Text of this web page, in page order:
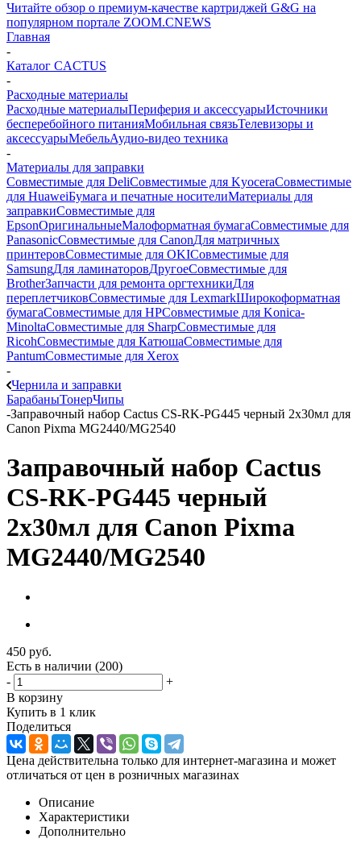
Читайте обзор о премиум-качестве картриджей G&G на
популярном портале ZOOM.CNEWS
Главная
-
Каталог CACTUS
-
Расходные материалы
Расходные материалыПериферия и аксессуарыИсточники
бесперебойного питанияМобильная связьТелевизоры и
аксессуарыМебельАудио-видео техника
-
Материалы для заправки
Совместимые для DeliСовместимые для KyoceraСовместимые
для HuaweiБумага и печатные носителиМатериалы для
заправкиСовместимые для
EpsonОригинальныеМалоформатная бумагаСовместимые для
PanasonicСовместимые для CanonДля матричных
принтеровСовместимые для OKIСовместимые для
SamsungДля ламинаторовДругоеСовместимые для
BrotherЗапчасти для ремонта оргтехникиДля
переплетчиковСовместимые для LexmarkШирокоформатная
бумагаСовместимые для HPСовместимые для Konica-
MinoltaСовместимые для SharpСовместимые для
RicohСовместимые для КатюшаСовместимые для
PantumСовместимые для Xerox
-
Чернила и заправки
БарабаныТонерЧипы
-Заправочный набор Cactus CS-RK-PG445 черный 2x30мл для
Canon Pixma MG2440/MG2540
Заправочный набор Cactus
CS-RK-PG445 черный
2x30мл для Canon Pixma
MG2440/MG2540
450 руб.
Есть в наличии (200)
-
+
В корзину
Купить в 1 клик
Поделиться
Цена действительна только для интернет-магазина и может
отличаться от цен в розничных магазинах
Описание
Характеристики
Дополнительно